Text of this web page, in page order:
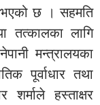
भएको छ । सहमति
तत्कालका लागि
मन्त्रालयका
पूर्वाधार तथा
शर्माले हस्ताक्षर